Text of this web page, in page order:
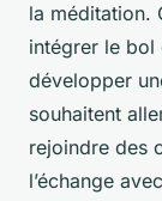
la méditation.
intégrer le bol
développer
souhaitent
rejoindre des
l’échange